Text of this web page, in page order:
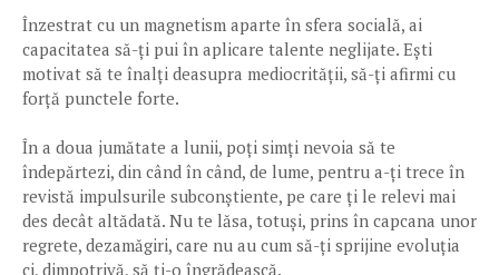
Înzestrat cu un magnetism aparte în sfera socială, ai
capacitatea să-ți pui în aplicare talente neglijate. Ești
motivat să te înalți deasupra mediocrității, să-ți afirmi cu
forță punctele forte.
În a doua jumătate a lunii, poți simți nevoia să te
îndepărtezi, din când în când, de lume, pentru a-ți trece în
revistă impulsurile subconștiente, pe care ți le relevi mai
des decât altădată. Nu te lăsa, totuși, prins în capcana unor
regrete, dezamăgiri, care nu au cum să-ți sprijine evoluția
ci, dimpotrivă, să ți-o îngrădească.